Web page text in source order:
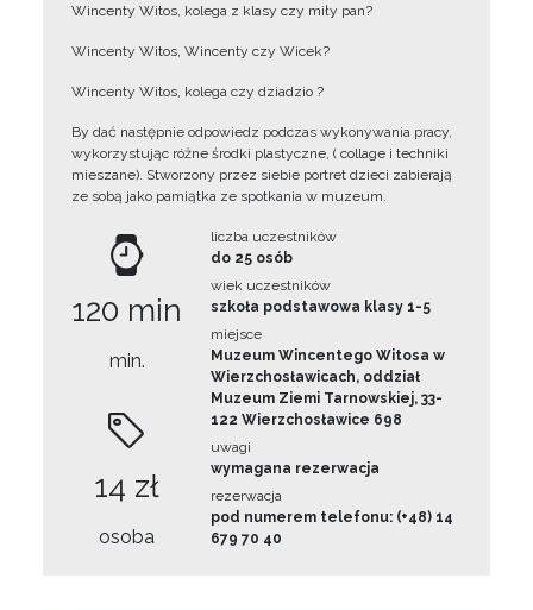
Wincenty Witos, kolega z klasy czy miły pan?
Wincenty Witos, Wincenty czy Wicek?
Wincenty Witos, kolega czy dziadzio ?
By dać następnie odpowiedz podczas wykonywania pracy,
wykorzystując różne środki plastyczne, ( collage i techniki
mieszane). Stworzony przez siebie portret dzieci zabierają
ze sobą jako pamiątka ze spotkania w muzeum.
120 min
min.
14 zł
osoba
liczba uczestników
do 25 osób
wiek uczestników
szkoła podstawowa klasy 1-5
miejsce
Muzeum Wincentego Witosa w
Wierzchosławicach, oddział
Muzeum Ziemi Tarnowskiej, 33-
122 Wierzchosławice 698
uwagi
wymagana rezerwacja
rezerwacja
pod numerem telefonu: (+48) 14
679 70 40